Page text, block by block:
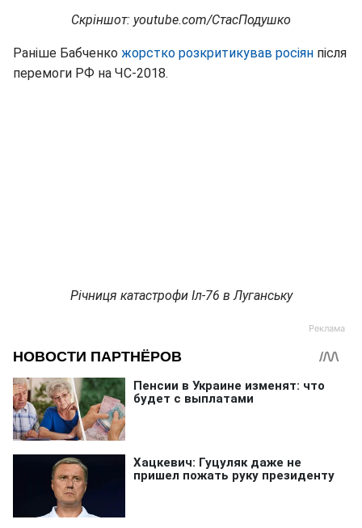
Скріншот: youtube.com/СтасПодушко
Раніше Бабченко жорстко розкритикував росіян після
перемоги РФ на ЧС-2018.
Річниця катастрофи Іл-76 в Луганську